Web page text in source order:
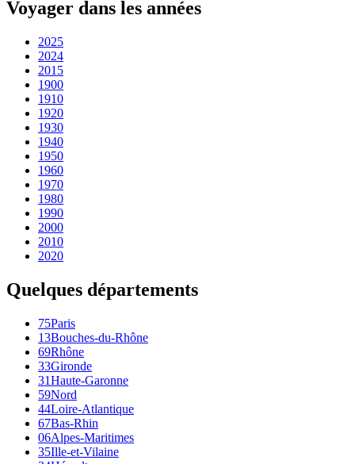
Voyager dans les années
2025
2024
2015
1900
1910
1920
1930
1940
1950
1960
1970
1980
1990
2000
2010
2020
Quelques départements
75Paris
13Bouches-du-Rhône
69Rhône
33Gironde
31Haute-Garonne
59Nord
44Loire-Atlantique
67Bas-Rhin
06Alpes-Maritimes
35Ille-et-Vilaine